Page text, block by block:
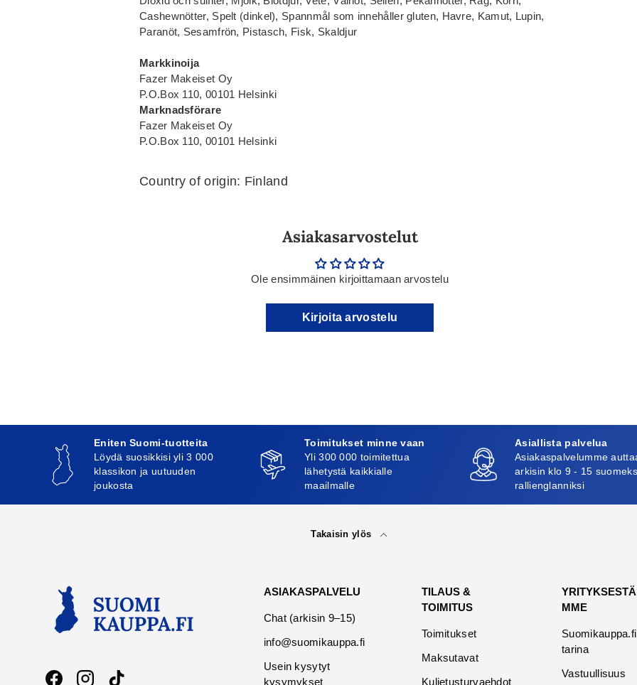
Cashewnötter, Spelt (dinkel), Spannmål som innehåller gluten, Havre, Kamut, Lupin,
Paranöt, Sesamfrön, Pistasch, Fisk, Skaldjur
Markkinoija
Fazer Makeiset Oy
P.O.Box 110, 00101 Helsinki
Marknadsförare
Fazer Makeiset Oy
P.O.Box 110, 00101 Helsinki
Country of origin: Finland
Asiakasarvostelut
Ole ensimmäinen kirjoittamaan arvostelu
Kirjoita arvostelu
Eniten Suomi-tuotteita
Löydä suosikkisi yli 3 000
klassikon ja uutuuden
joukosta
Toimitukset minne vaan
Yli 300 000 toimitettua
lähetystä kaikkialle
maailmalle
Asiallista palvelua
Asiakaspalvelumme
arkisin klo 9 - 15
rallienglanniksi
Takaisin ylös
ASIAKASPALVELU
Chat (arkisin 9–15)
info@suomikauppa.fi
Usein kysytyt
kysymykset
TILAUS &
TOIMITUS
Toimitukset
Maksutavat
Kuljetusturvaehdot
YRITYKSESTÄ
MME
Suomikauppa.fi
tarina
Vastuullisuus